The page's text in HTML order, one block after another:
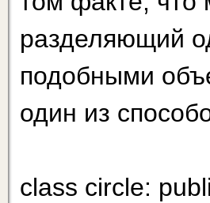
разделяющий
подобными
один из
class circle: